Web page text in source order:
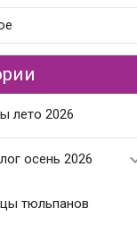
лето 2026
осень 2026
тюльпанов